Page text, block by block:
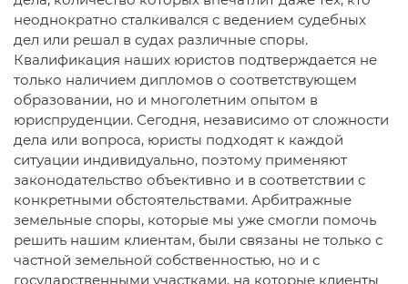
неоднократно сталкивался с ведением судебных
дел или решал в судах различные споры.
Квалификация наших юристов подтверждается не
только наличием дипломов о соответствующем
образовании, но и многолетним опытом в
юриспруденции. Сегодня, независимо от сложности
дела или вопроса, юристы подходят к каждой
ситуации индивидуально, поэтому применяют
законодательство объективно и в соответствии с
конкретными обстоятельствами. Арбитражные
земельные споры, которые мы уже смогли помочь
решить нашим клиентам, были связаны не только с
частной земельной собственностью, но и с
государственными участками, на которые клиенты